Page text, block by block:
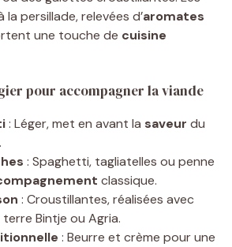
persillade, relevées d’aromates
une touche de cuisine
pour accompagner la viande
: Léger, met en avant la saveur du
.
: Spaghetti, tagliatelles ou penne
classique.
: Croustillantes, réalisées avec
Bintje ou Agria.
: Beurre et crème pour une